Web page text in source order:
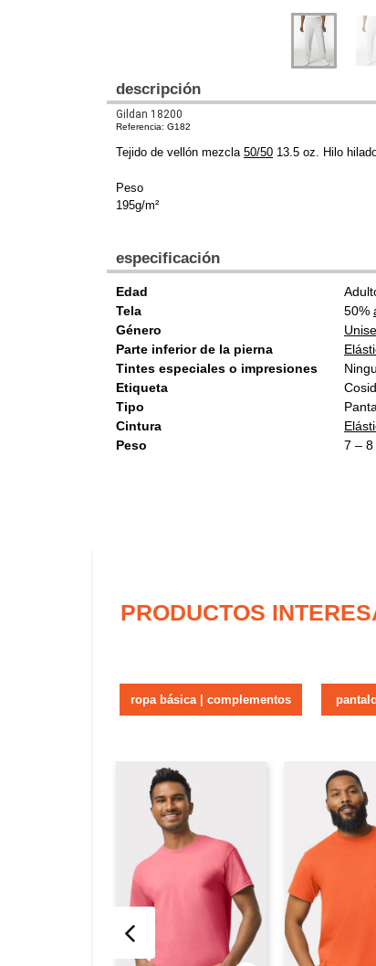
descripción
Gildan 18200
Referencia: G182
Tejido de vellón mezcla 50/50 13.5 oz. Hilo
Peso
195g/m²
especificación
Edad
Tela
50%
Género
Parte inferior de la pierna
Tintes especiales o impresiones
Etiqueta
Tipo
Cintura
Peso
7 – 8
PRODUCTOS
ropa básica | complementos